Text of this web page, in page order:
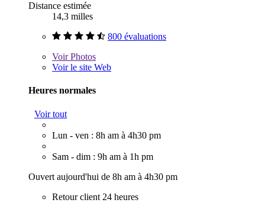
Distance estimée
14,3 milles
800 évaluations
VoirPhotos
Voir le site Web
Heures normales
Voir tout
Lun - ven : 8h am à 4h30 pm
Sam - dim : 9h am à 1h pm
Ouvert aujourd'hui de 8h am à 4h30 pm
Retour client 24 heures